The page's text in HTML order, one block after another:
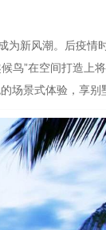
为新风潮。后疫情
鸟”在空间打造上
场景式体验，享别